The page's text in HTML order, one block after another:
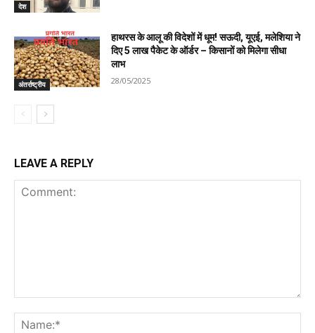
देश
अंतर्राष्ट्रीय
हाथरस के आलू की विदेशों में धूम! सऊदी, यूएई, मलेशिया ने
दिए 5 लाख पैकेट के ऑर्डर – किसानों को मिलेगा सीधा
लाभ
28/05/2025
LEAVE A REPLY